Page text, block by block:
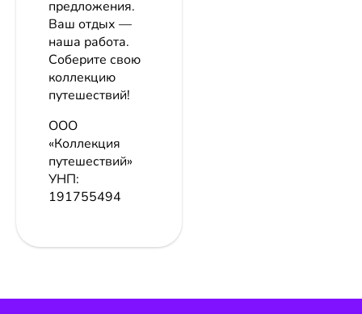
предложения.
Ваш отдых —
наша работа.
Соберите свою
коллекцию
путешествий!
ООО
«Коллекция
путешествий»
УНП:
191755494